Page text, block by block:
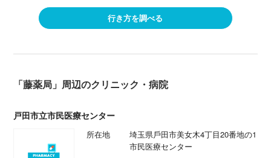
行き方を調べる
「藤薬局」周辺のクリニック・病院
戸田市立市民医療センター
所在地
埼玉県戶田市美女木4丁目20番地の1
市⺠医療センター